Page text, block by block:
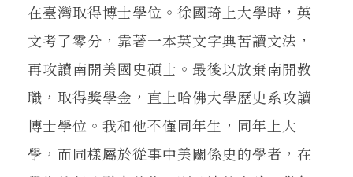
在臺灣取得博士學位。徐國琦上大學時，英
文考了零分，靠著一本英文字典苦讀文法，
再攻讀南開美國史碩士。最後以放棄南開教
職，取得獎學金，直上哈佛大學歷史系攻讀
博士學位。我和他不僅同年生，同年上大
學，而同樣屬於從事中美關係史的學者，在